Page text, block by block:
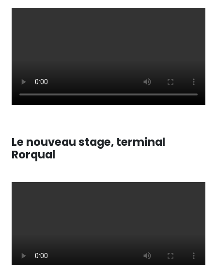
Le nouveau stage, terminal
Rorqual